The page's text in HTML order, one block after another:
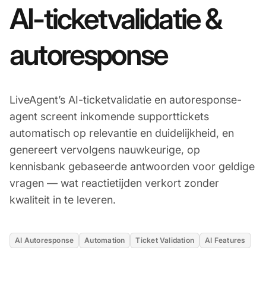
AI-ticketvalidatie &
autoresponse
LiveAgent’s AI-ticketvalidatie en autoresponse-
agent screent inkomende supporttickets
automatisch op relevantie en duidelijkheid, en
genereert vervolgens nauwkeurige, op
kennisbank gebaseerde antwoorden voor geldige
vragen — wat reactietijden verkort zonder
kwaliteit in te leveren.
AI Autoresponse Automation Ticket Validation AI Features